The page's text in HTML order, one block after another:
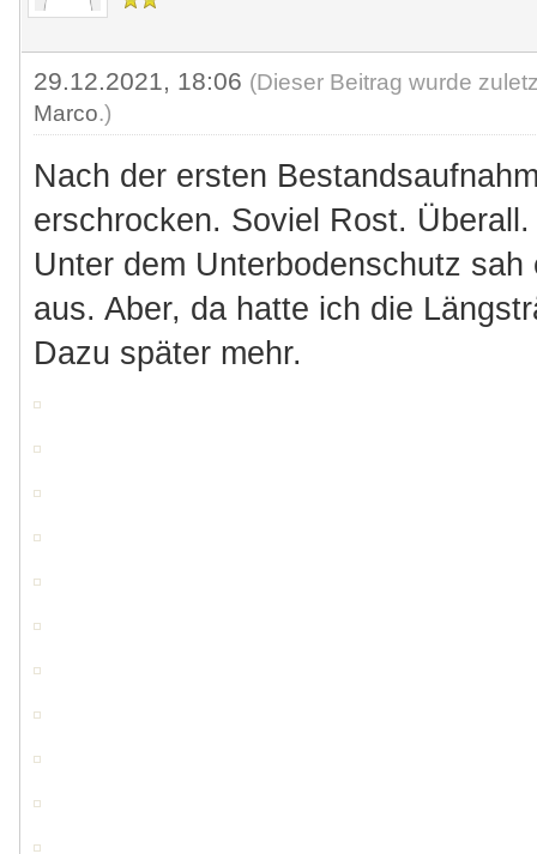
29.12.2021, 18:06 (Dieser Beitrag wurde
Marco.)
Nach der ersten
erschrocken. Soviel Rost.
Unter dem Unterbodenschutz
aus. Aber, da hatte ich die
Dazu später mehr.